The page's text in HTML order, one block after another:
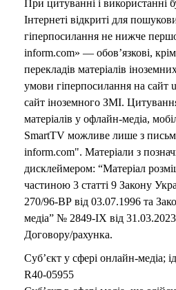
При цитуванні і використанні
Інтернеті відкриті для
гіперпосилання не нижче
inform.com» — обов’язкові,
перекладів матеріалів
умови гіперпосилання на сайт
сайт іноземного ЗМІ.
матеріалів у офлайн-медіа,
SmartTV можливе лише з
inform.com". Матеріали з
дисклеймером: “Матеріал
частиною 3 статті 9 Закону
270/96-ВР від 03.07.1996 та
медіа” № 2849-IX від 31.03.2023
Договору/рахунка.
Суб’єкт у сфері онлайн-медіа;
R40-05955